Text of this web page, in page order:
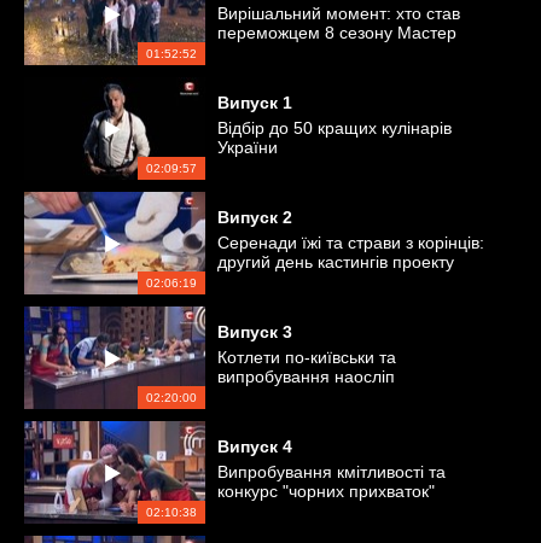
01:52:52
Вирішальний момент: хто став
переможцем 8 сезону Мастер
02:09:57
Випуск 1
Відбір до 50 кращих кулінарів
України
02:06:19
Випуск 2
Серенади їжі та страви з корінців:
другий день кастингів проекту
02:20:00
Випуск 3
Котлети по-київськи та
випробування наосліп
02:10:38
Випуск 4
Випробування кмітливості та
конкурс "чорних прихваток"